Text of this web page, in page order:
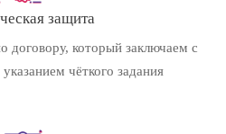
защита
договору, который заключаем с
чёткого задания